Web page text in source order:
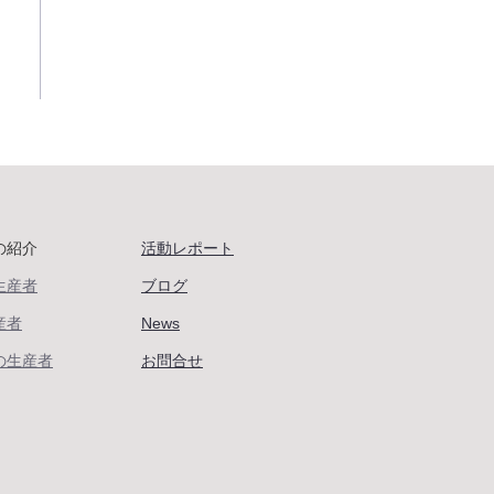
紹介
産者
者
生産者
活動レポート
ブログ
News
お問合せ